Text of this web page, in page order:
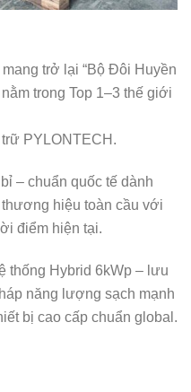
trở lại “Bộ Đôi Huyền
trong Top 1–3 thế giới
PYLONTECH.
– chuẩn quốc tế dành
hiệu toàn cầu với
điểm hiện tại.
thống Hybrid 6kWp – lưu
năng lượng sạch mạnh
bị cao cấp chuẩn global.